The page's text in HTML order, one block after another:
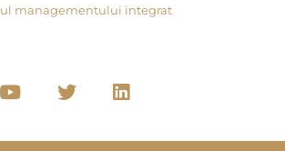
managementului integrat